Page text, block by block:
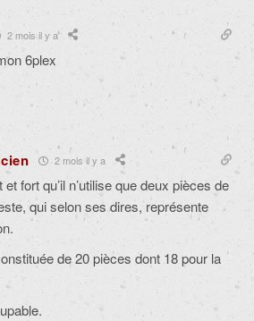
2 mois il y a
6plex
2 mois il y a
fort qu’il n’utilise que deux pièces de
qui selon ses dires, représente
de 20 pièces dont 18 pour la